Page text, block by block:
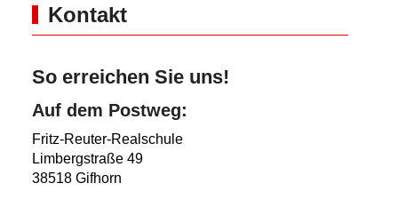
Kontakt
So erreichen Sie uns!
Auf dem Postweg:
Fritz-Reuter-Realschule
Limbergstraße 49
38518 Gifhorn